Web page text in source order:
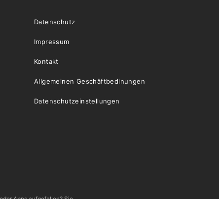
Datenschutz
Impressum
Kontakt
Allgemeinen Geschäftbedinungen
Datenschutzeinstellungen